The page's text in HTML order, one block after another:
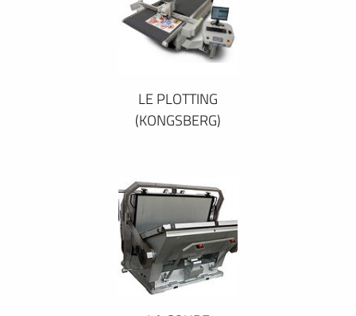
LE PLOTTING
(KONGSBERG)